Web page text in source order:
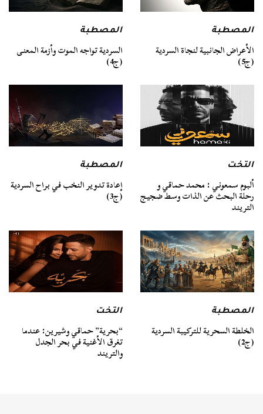
المصطبة
الأعراض الجانبية لنجاة السردية
(ج5)
المصطبة
السردية تواجه الموت وأزمة المعنى
(ج4)
التخت
ألبوم سمعوني : محمد حماقي و
رحلة البحث عن الذات وسط ضجيج
التريند
المصطبة
إعادة تدوير النخب في براح السردية
(ج3)
المصطبة
الخلطة السحرية للتركيبة السردية
(ج2)
التخت
“بحرية” حماقي وشيرين: عندما
تغرق الأغنية في بحر الجدل
والتريند